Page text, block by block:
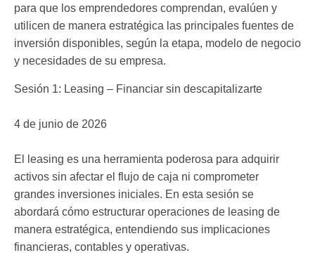
para que los emprendedores comprendan, evalúen y
utilicen de manera estratégica las principales fuentes de
inversión disponibles, según la etapa, modelo de negocio
y necesidades de su empresa.
Sesión 1: Leasing – Financiar sin descapitalizarte
4 de junio de 2026
El leasing es una herramienta poderosa para adquirir
activos sin afectar el flujo de caja ni comprometer
grandes inversiones iniciales. En esta sesión se
abordará cómo estructurar operaciones de leasing de
manera estratégica, entendiendo sus implicaciones
financieras, contables y operativas.